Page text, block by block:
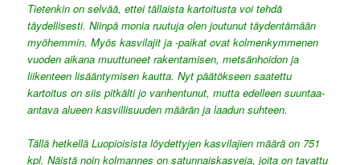
Tietenkin on selvää, ettei tällaista kartoitusta voi tehdä
täydellisesti. Niinpä monia ruutuja olen joutunut täydentämään
myöhemmin. Myös kasvilajit ja -paikat ovat kolmenkymmenen
vuoden aikana muuttuneet rakentamisen, metsänhoidon ja
liikenteen lisääntymisen kautta. Nyt päätökseen saatettu
kartoitus on siis pitkälti jo vanhentunut, mutta edelleen suuntaa-
antava alueen kasvillisuuden määrän ja laadun suhteen.
Tällä hetkellä Luopioisista löydettyjen kasvilajien määrä on 751
kpl. Näistä noin kolmannes on satunnaiskasveja, joita on tavattu